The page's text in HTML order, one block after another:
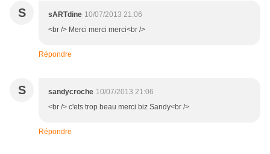
S sARTdine 10/07/2013 21:06
<br /> Merci merci merci<br />
Répondre
S sandycroche 10/07/2013 21:06
<br /> c'ets trop beau merci biz Sandy<br />
Répondre